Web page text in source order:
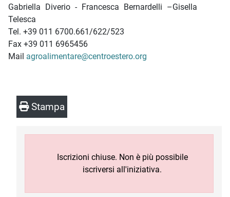
Gabriella Diverio - Francesca Bernardelli –Gisella
Telesca
Tel. +39 011 6700.661/622/523
Fax +39 011 6965456
Mail agroalimentare@centroestero.org
Stampa
Iscrizioni chiuse. Non è più possibile
iscriversi all'iniziativa.